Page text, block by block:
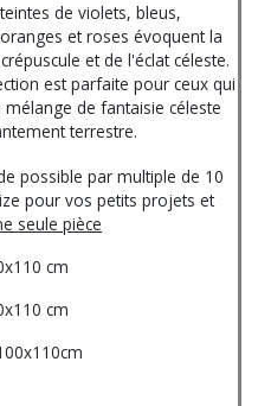
de violets, bleus,
et roses évoquent la
et de l'éclat céleste.
est parfaite pour ceux qui
de fantaisie céleste
terrestre.
possible par multiple de 10
pour vos petits projets et
seule pièce
cm
cm